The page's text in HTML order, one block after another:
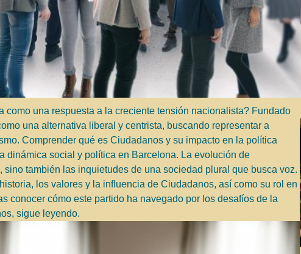
una respuesta a la creciente tensión nacionalista? Fundado
una alternativa liberal y centrista, buscando representar a
Comprender qué es Ciudadanos y su impacto en la política
dinámica social y política en Barcelona. La evolución de
también las inquietudes de una sociedad plural que busca voz.
los valores y la influencia de Ciudadanos, así como su rol en
conocer cómo este partido ha navegado por los desafíos de la
sigue leyendo.